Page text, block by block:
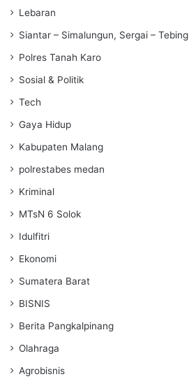
Lebaran
Siantar – Simalungun, Sergai – Tebing
Polres Tanah Karo
Sosial & Politik
Tech
Gaya Hidup
Kabupaten Malang
polrestabes medan
Kriminal
MTsN 6 Solok
Idulfitri
Ekonomi
Sumatera Barat
BISNIS
Berita Pangkalpinang
Olahraga
Agrobisnis